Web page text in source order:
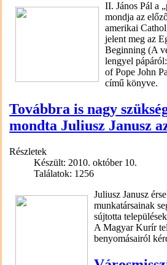
II. János Pál a
mondja az
amerikai
jelent meg az
Beginning (A
lengyel
of Pope John
című könyve.
Továbbra is nagy
mondta Juliusz Janusz
Részletek
Készült: 2010. október 10.
Találatok: 1256
Juliusz Janusz
munkatársainak
sújtotta
A Magyar Kurír
benyomásairól